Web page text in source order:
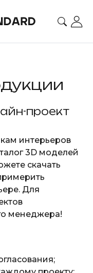
проект
интерьеров
3D моделей
скачать
Для
менеджера!